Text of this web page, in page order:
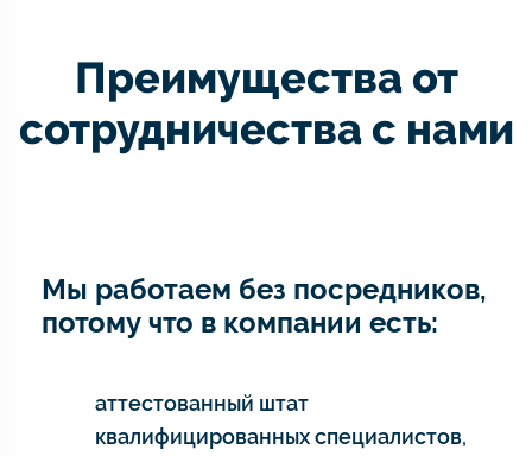
Преимущества от
сотрудничества с нами
Мы работаем без посредников,
потому что в компании есть:
аттестованный штат
квалифицированных специалистов,